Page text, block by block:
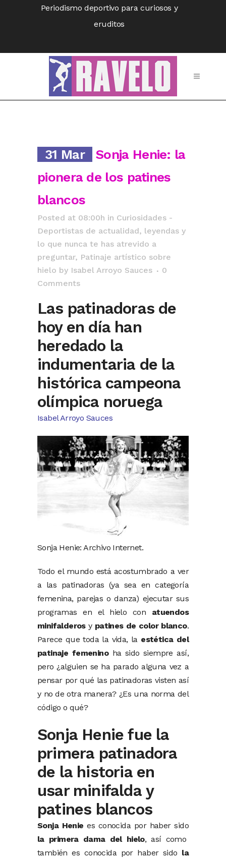
Periodismo deportivo para curiosos y
eruditos
31 Mar
Sonja Henie: la
pionera de los patines
blancos
Posted at 08:00h in Curiosidades -
Deportistas de actualidad, leyendas y
lo que nunca te has atrevido a
preguntar, Patinaje artístico sobre
hielo by Isabel Arroyo Sauces
0
Comments
Las patinadoras de
hoy en día han
heredado la
indumentaria de la
histórica campeona
olímpica noruega
Isabel Arroyo Sauces
Sonja Henie: Archivo Internet.
Todo el mundo está acostumbrado a ver
a las patinadoras (ya sea en categoría
femenina, parejas o danza) ejecutar sus
programas en el hielo con atuendos
minifalderosy patines de color blanco.
Parece que toda la vida, la estética del
patinaje femeninoha sido siempre así,
pero ¿alguien se ha parado alguna vez a
pensar por qué las patinadoras visten así
y no de otra manera? ¿Es una norma del
código o qué?
Sonja Henie fue la
primera patinadora
de la historia en
usar minifalda y
patines blancos
Sonja Henie es conocida por haber sido
la primera dama del hielo, así como
también es conocida por haber sido la